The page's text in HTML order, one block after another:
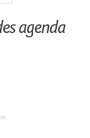
agenda